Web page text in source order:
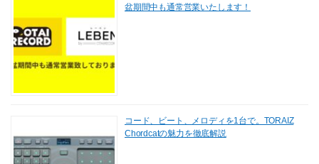
盆期間中も通常営業いたします！
コード、ビート、メロディを1台で。TORAIZ
Chordcatの魅力を徹底解説